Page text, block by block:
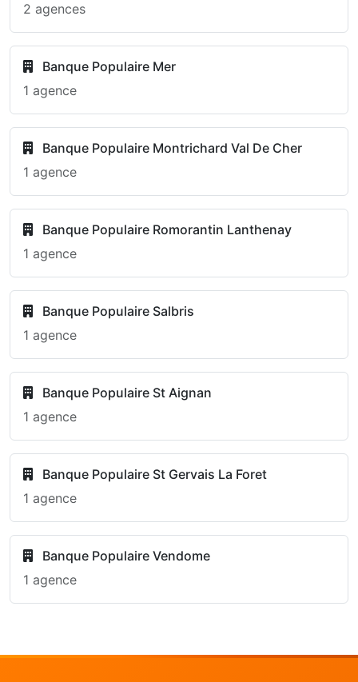
2 agences
Banque Populaire Mer
1 agence
Banque Populaire Montrichard Val De Cher
1 agence
Banque Populaire Romorantin Lanthenay
1 agence
Banque Populaire Salbris
1 agence
Banque Populaire St Aignan
1 agence
Banque Populaire St Gervais La Foret
1 agence
Banque Populaire Vendome
1 agence